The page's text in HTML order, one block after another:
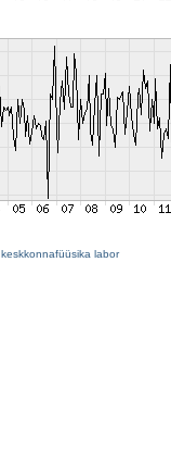
keskkonnafüüsika labor